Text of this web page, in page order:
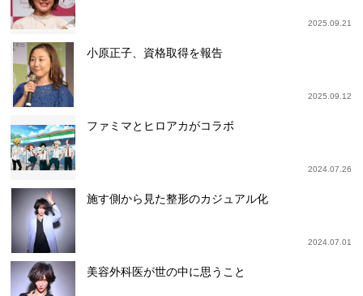
2025.09.21
小原正子、資格取得を報告
2025.09.12
ファミマとヒロアカがコラボ
2024.07.26
施す側から見た整形のカジュアル化
2024.07.01
美容外科医が世の中に思うこと